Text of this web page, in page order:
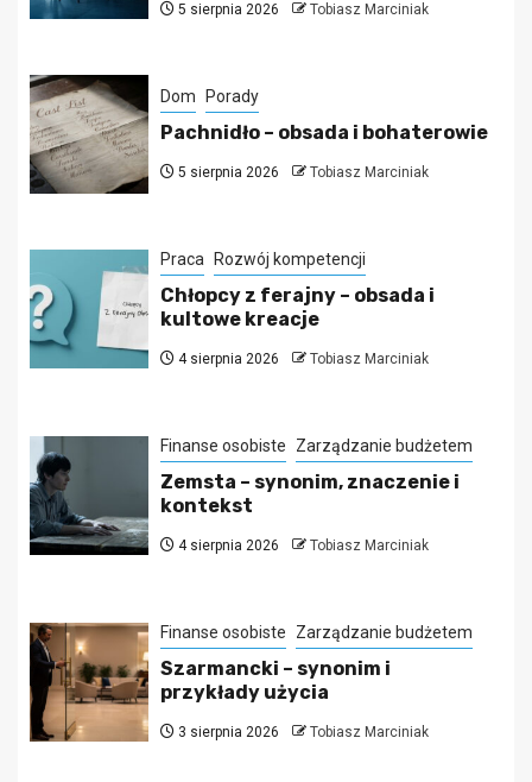
5 sierpnia 2026 Tobiasz Marciniak
Dom Porady
Pachnidło – obsada i bohaterowie
5 sierpnia 2026 Tobiasz Marciniak
Praca Rozwój kompetencji
Chłopcy z ferajny – obsada i
kultowe kreacje
4 sierpnia 2026 Tobiasz Marciniak
Finanse osobiste Zarządzanie budżetem
Zemsta – synonim, znaczenie i
kontekst
4 sierpnia 2026 Tobiasz Marciniak
Finanse osobiste Zarządzanie budżetem
Szarmancki – synonim i
przykłady użycia
3 sierpnia 2026 Tobiasz Marciniak